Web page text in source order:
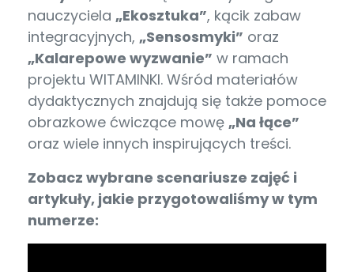
nauczyciela „Ekosztuka”, kącik zabaw
integracyjnych, „Sensosmyki” oraz
„Kalarepowe wyzwanie” w ramach
projektu WITAMINKI. Wśród materiałów
dydaktycznych znajdują się także pomoce
obrazkowe ćwiczące mowę „Na łące”
oraz wiele innych inspirujących treści.
Zobacz wybrane scenariusze zajęć i
artykuły, jakie przygotowaliśmy w tym
numerze: